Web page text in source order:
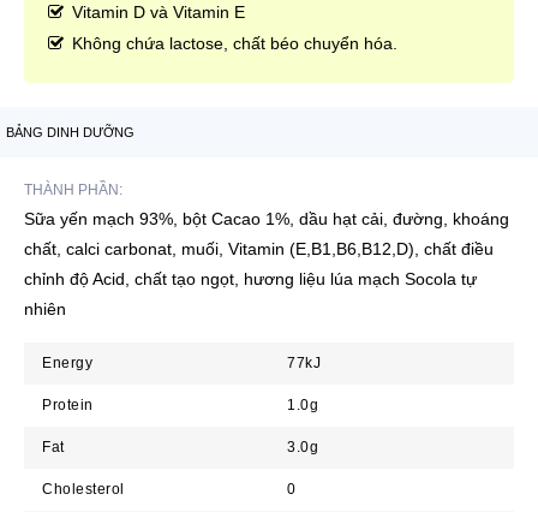
Vitamin D và Vitamin E
Không chứa lactose, chất béo chuyển hóa.
BẢNG DINH DƯỠNG
THÀNH PHẦN:
Sữa yến mạch 93%, bột Cacao 1%, dầu hạt cải, đường, khoáng
chất, calci carbonat, muối, Vitamin (E,B1,B6,B12,D), chất điều
chỉnh độ Acid, chất tạo ngọt, hương liệu lúa mạch Socola tự
nhiên
Energy 77kJ
Protein 1.0g
Fat 3.0g
Cholesterol 0